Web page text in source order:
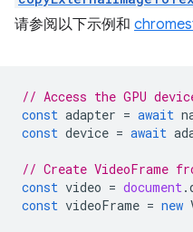
请参阅以下示例和
// Access the GPU
const adapter = await
const device = await
// Create VideoFrame
const video = document.
const videoFrame = new